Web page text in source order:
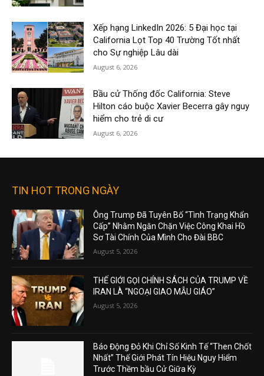
Xếp hạng LinkedIn 2026: 5 Đại học tại
California Lọt Top 40 Trường Tốt nhất
cho Sự nghiệp Lâu dài
August 6, 2026
Bầu cử Thống đốc California: Steve
Hilton cáo buộc Xavier Becerra gây nguy
hiểm cho trẻ di cư
August 6, 2026
TIN HOT TRONG NGÀY
Ông Trump Đã Tuyên Bố “Tình Trạng Khẩn
Cấp” Nhằm Ngăn Chặn Việc Công Khai Hồ
Sơ Tài Chính Của Mình Cho Đài BBC
August 5, 2026
THẾ GIỚI GỌI CHÍNH SÁCH CỦA TRUMP VỀ
IRAN LÀ “NGOẠI GIAO MẪU GIÁO”
August 5, 2026
Báo Động Đỏ Khi Chỉ Số Kinh Tế “Then Chốt
Nhất” Thế Giới Phát Tín Hiệu Nguy Hiểm
Trước Thềm bầu Cử Giữa Kỳ